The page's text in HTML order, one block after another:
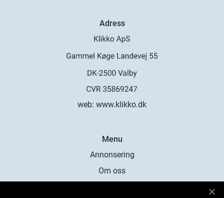
Adress
web: www.klikko.dk
Menu
Annonsering
Om oss